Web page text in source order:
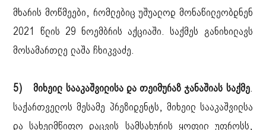
მხარის მოწმეები, რომლებიც უშუალოდ მონაწილეობდნენ
2021 წლის 29 ნოემბრის აქციაში. საქმეს განიხილავს
მოსამართლე ლაშა ჩხიკვაძე.
5) მიხეილ სააკაშვილისა და თეიმურაზ ჯანაშიას საქმე.
საქართველოს მესამე პრეზიდენტს, მიხეილ სააკაშვილსა
და სახელმწიფო დაცვის სამსახურის ყოფილ უფროსს,